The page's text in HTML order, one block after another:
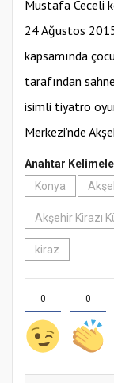
Mustafa Ceceli
24 Ağustos
kapsamında
tarafından
isimli tiyatro
Merkezi’nde
Anahtar
Konya
Akşehir Kirazı
kiraz
0 0